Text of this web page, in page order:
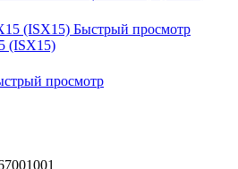
Быстрый просмотр
(ISX15)
просмотр